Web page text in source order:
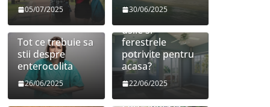
05/07/2025 30/06/2025
Tot ce trebuie sa
stii despre
enterocolita
26/06/2025
usile si
ferestrele
potrivite pentru
acasa?
22/06/2025